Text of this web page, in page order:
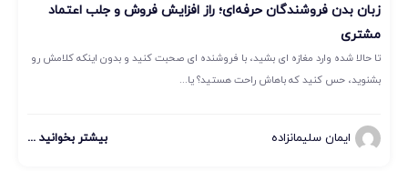
زبان بدن فروشندگان حرفه‌ای؛ راز افزایش فروش و جلب اعتماد
مشتری
تا حالا شده وارد مغازه ای بشید، با فروشنده ای صحبت کنید و بدون اینکه کلامش رو
بشنوید، حس کنید که باهاش راحت هستید؟ یا...
ایمان سلیمانزاده بیشتر بخوانید ...